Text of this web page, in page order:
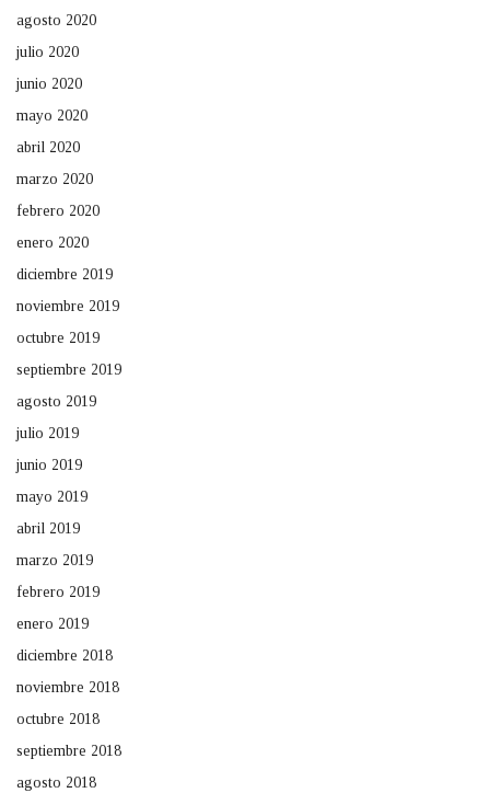
agosto 2020
julio 2020
junio 2020
mayo 2020
abril 2020
marzo 2020
febrero 2020
enero 2020
diciembre 2019
noviembre 2019
octubre 2019
septiembre 2019
agosto 2019
julio 2019
junio 2019
mayo 2019
abril 2019
marzo 2019
febrero 2019
enero 2019
diciembre 2018
noviembre 2018
octubre 2018
septiembre 2018
agosto 2018